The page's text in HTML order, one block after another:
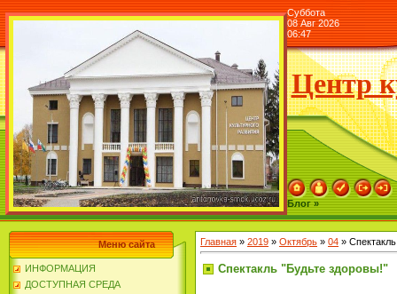
Суббота
08 Авг 2026
06:47
Центр
Блог »
Меню сайта
ИНФОРМАЦИЯ
ДОСТУПНАЯ СРЕДА
Главная » 2019 » Октябрь » 04 »
Спектакль "Будьте здоровы!"